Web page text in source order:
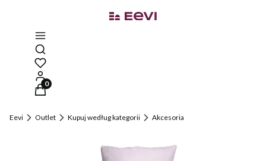
Otwórz wyszukiwarkę
Produkty w koszyku: 0. Zobacz szczegóły
Eevi Outlet Kupuj według kategorii Akcesoria